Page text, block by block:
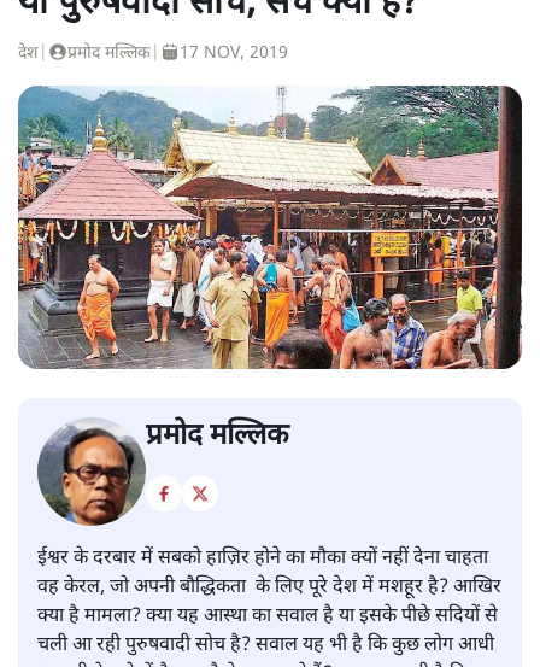
देश प्रमोद मल्लिक 17 NOV, 2019
प्रमोद मल्लिक
ईश्वर के दरबार में सबको हाज़िर होने का मौका क्यों नहीं देना चाहता
वह केरल, जो अपनी बौद्धिकता के लिए पूरे देश में मशहूर है? आखिर
क्या है मामला? क्या यह आस्था का सवाल है या इसके पीछे सदियों से
चली आ रही पुरुषवादी सोच है? सवाल यह भी है कि कुछ लोग आधी